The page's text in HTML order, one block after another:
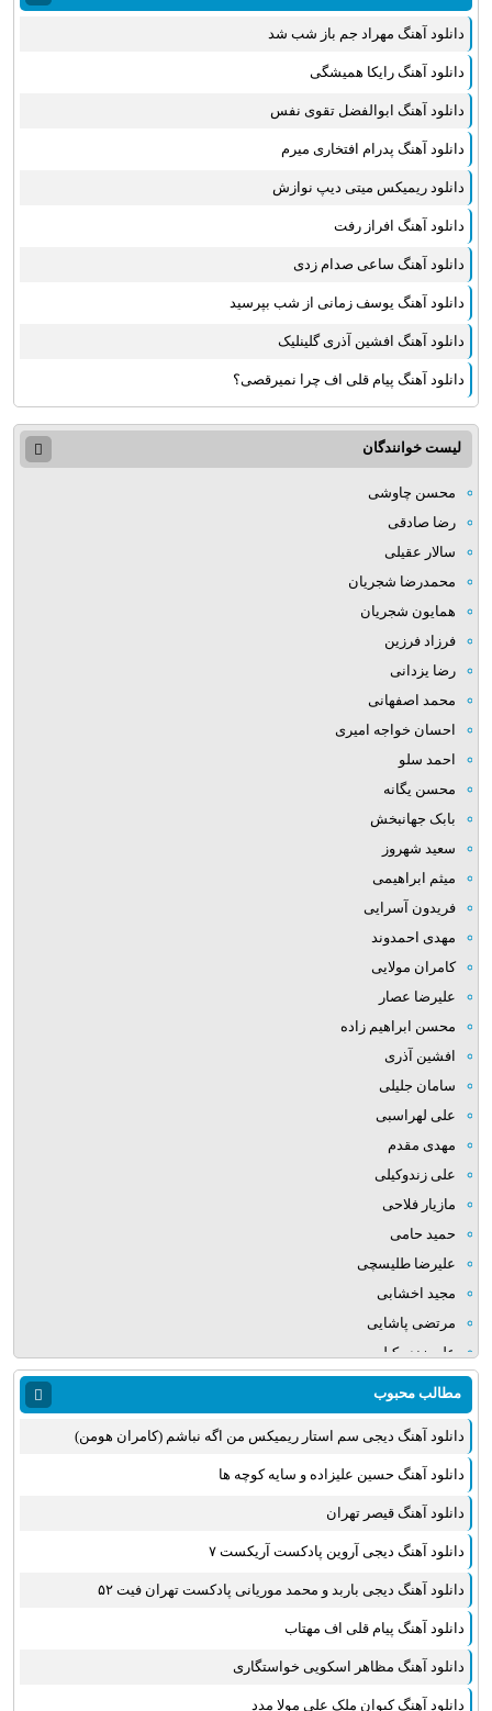
دانلود آهنگ مهراد جم باز شب شد
دانلود آهنگ رایکا همیشگی
دانلود آهنگ ابوالفضل تقوی نفس
دانلود آهنگ پدرام افتخاری میرم
دانلود ریمیکس میتی دیپ نوازش
دانلود آهنگ افراز رفت
دانلود آهنگ ساعی صدام زدی
دانلود آهنگ یوسف زمانی از شب بپرسید
دانلود آهنگ افشین آذری گلینلیک
دانلود آهنگ پیام قلی اف چرا نمیرقصی؟
لیست خوانندگان
محسن چاوشی
رضا صادقی
سالار عقیلی
محمدرضا شجریان
همایون شجریان
فرزاد فرزین
رضا یزدانی
محمد اصفهانی
احسان خواجه امیری
احمد سلو
محسن یگانه
بابک جهانبخش
سعید شهروز
میثم ابراهیمی
فریدون آسرایی
مهدی احمدوند
کامران مولایی
علیرضا عصار
محسن ابراهیم زاده
افشین آذری
سامان جلیلی
علی لهراسبی
مهدی مقدم
علی زندوکیلی
مازیار فلاحی
حمید حامی
علیرضا طلیسچی
مجید اخشابی
مرتضی پاشایی
علی زند وکیلی
میلاد بابایی
مهدی یراحی
روزبه نعمت الهی
عماد طالب زاده
علی عبدالمالکی
مجید خراطها
زانیار خسروی
امیر عظیمی
بهنام علمشاهی
مطالب محبوب
دانلود آهنگ دیجی سم استار ریمیکس من اگه نباشم (کامران هومن)
دانلود آهنگ حسین علیزاده و سایه کوچه ها
دانلود آهنگ قیصر تهران
دانلود آهنگ دیجی آروین پادکست آریکست ۷
دانلود آهنگ دیجی باربد و محمد موریانی پادکست تهران فیت ۵۲
دانلود آهنگ پیام قلی اف مهتاب
دانلود آهنگ مظاهر اسکویی خواستگاری
دانلود آهنگ کیوان ملک علی مولا مدد